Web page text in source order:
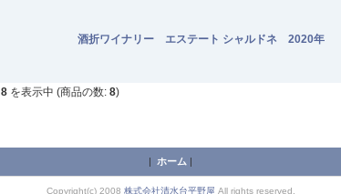
酒折ワイナリー エステート シャルドネ 2020年
8 を表示中 (商品の数: 8)
| ホーム |
Copyright(c) 2008 株式会社清水台平野屋 All rights reserved.